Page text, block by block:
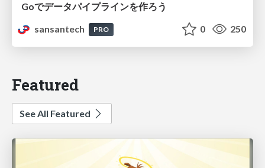
Goでデータパイプラインを作ろう
sansantech
PRO 0 250
Featured
See All Featured